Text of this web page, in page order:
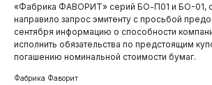
«Фабрика ФАВОРИТ» серий БО-П01 и БО-01,
направило запрос эмитенту с просьбой
сентября информацию о способности
исполнить обязательства по предстоящим
погашению номинальной стоимости бумаг.
Фабрика Фаворит